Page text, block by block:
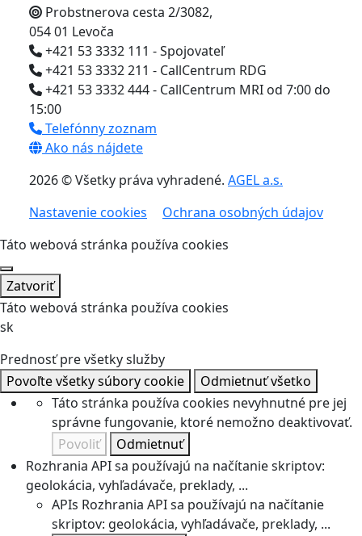
Probstnerova cesta 2/3082,
054 01 Levoča
+421 53 3332 111 - Spojovateľ
+421 53 3332 211 - CallCentrum RDG
+421 53 3332 444 - CallCentrum MRI od 7:00 do
15:00
Telefónny zoznam
Ako nás nájdete
2026 © Všetky práva vyhradené. AGEL a.s.
Nastavenie cookies
Ochrana osobných údajov
Táto webová stránka používa cookies
Zatvoriť
Táto webová stránka používa cookies
sk
Prednosť pre všetky služby
Povoľte všetky súbory cookie
Odmietnuť všetko
Táto stránka používa cookies nevyhnutné pre jej
správne fungovanie, ktoré nemožno deaktivovať.
Povoliť
Odmietnuť
Rozhrania API sa používajú na načítanie skriptov:
geolokácia, vyhľadávače, preklady, ...
APIs Rozhrania API sa používajú na načítanie
skriptov: geolokácia, vyhľadávače, preklady, ...